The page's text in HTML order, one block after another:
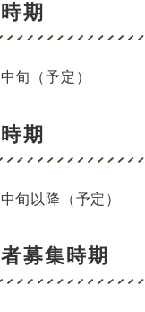
期
旬（予定）
期
旬以降（予定）
募集時期